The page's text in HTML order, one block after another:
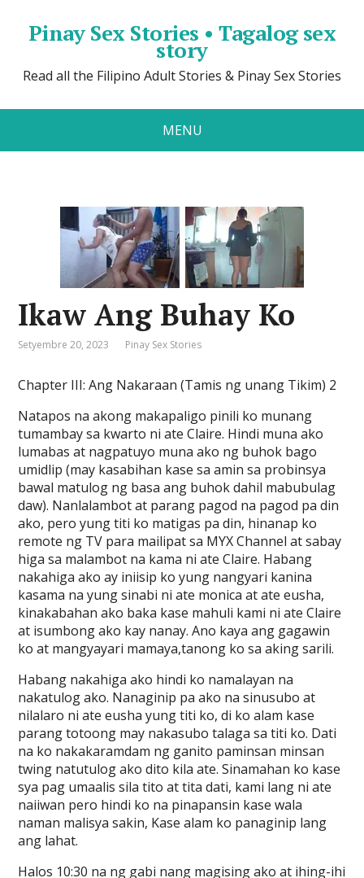
Pinay Sex Stories • Tagalog sex
story
Read all the Filipino Adult Stories & Pinay Sex Stories
MENU
Ikaw Ang Buhay Ko
Setyembre 20, 2023 Pinay Sex Stories
Chapter III: Ang Nakaraan (Tamis ng unang Tikim) 2
Natapos na akong makapaligo pinili ko munang
tumambay sa kwarto ni ate Claire. Hindi muna ako
lumabas at nagpatuyo muna ako ng buhok bago
umidlip (may kasabihan kase sa amin sa probinsya
bawal matulog ng basa ang buhok dahil mabubulag
daw). Nanlalambot at parang pagod na pagod pa din
ako, pero yung titi ko matigas pa din, hinanap ko
remote ng TV para mailipat sa MYX Channel at sabay
higa sa malambot na kama ni ate Claire. Habang
nakahiga ako ay iniisip ko yung nangyari kanina
kasama na yung sinabi ni ate monica at ate eusha,
kinakabahan ako baka kase mahuli kami ni ate Claire
at isumbong ako kay nanay. Ano kaya ang gagawin
ko at mangyayari mamaya,tanong ko sa aking sarili.
Habang nakahiga ako hindi ko namalayan na
nakatulog ako. Nanaginip pa ako na sinusubo at
nilalaro ni ate eusha yung titi ko, di ko alam kase
parang totoong may nakasubo talaga sa titi ko. Dati
na ko nakakaramdam ng ganito paminsan minsan
twing natutulog ako dito kila ate. Sinamahan ko kase
sya pag umaalis sila tito at tita dati, kami lang ni ate
naiiwan pero hindi ko na pinapansin kase wala
naman malisya sakin, Kase alam ko panaginip lang
ang lahat.
Halos 10:30 na ng gabi nang magising ako at ihing-ihi